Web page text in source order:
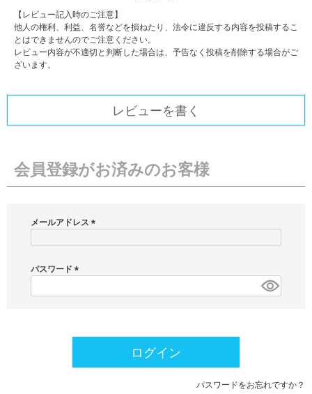
【レビュー記入時のご注意】
他人の権利、利益、名誉などを損ねたり、法令に違反する内容を投稿するこ
とはできませんのでご注意ください。
レビュー内容が不適切と判断した場合は、予告なく投稿を削除する場合がご
ざいます。
レビューを書く
会員登録がお済みのお客様
メールアドレス
)
パスワード
必
ログイン
パスワードをお忘れですか？